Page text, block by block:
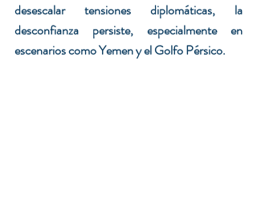
desescalar tensiones diplomáticas, la
desconfianza persiste, especialmente en
escenarios como Yemen y el Golfo Pérsico.